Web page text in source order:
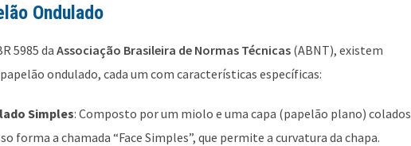
Ondulado
5985 da Associação Brasileira de Normas Técnicas (ABNT), existem
ondulado, cada um com características específicas:
Simples: Composto por um miolo e uma capa (papelão plano) colados
forma a chamada “Face Simples”, que permite a curvatura da chapa.